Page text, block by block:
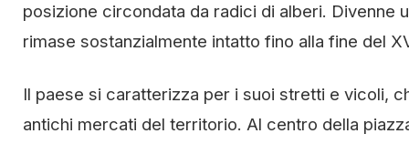
posizione circondata da radici di alberi.
rimase sostanzialmente intatto fino alla fine del
Il paese si caratterizza per i suoi stretti e vicoli,
antichi mercati del territorio. Al centro della